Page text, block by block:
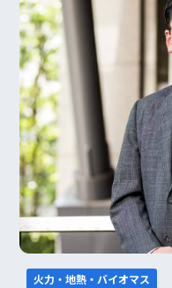
火力・地熱・バイオマス